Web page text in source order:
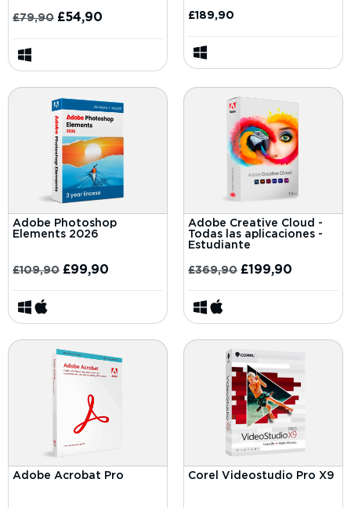
£79,90 £54,90 £189,90
Adobe Photoshop
Elements 2026
£109,90 £99,90
Adobe Creative Cloud -
Todas las aplicaciones -
Estudiante
£369,90 £199,90
Adobe Acrobat Pro Corel Videostudio Pro X9